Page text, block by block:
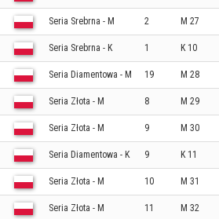
Seria Srebrna - M 2 M 27
Seria Srebrna - K 1 K 10
Seria Diamentowa - M 19 M 28
Seria Złota - M 8 M 29
Seria Złota - M 9 M 30
Seria Diamentowa - K 9 K 11
Seria Złota - M 10 M 31
Seria Złota - M 11 M 32